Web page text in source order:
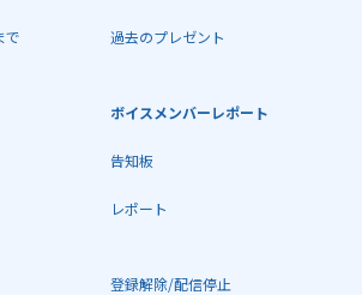
で 過去のプレゼント
ボイスメンバーレポート
告知板
レポート
登録解除/配信停止